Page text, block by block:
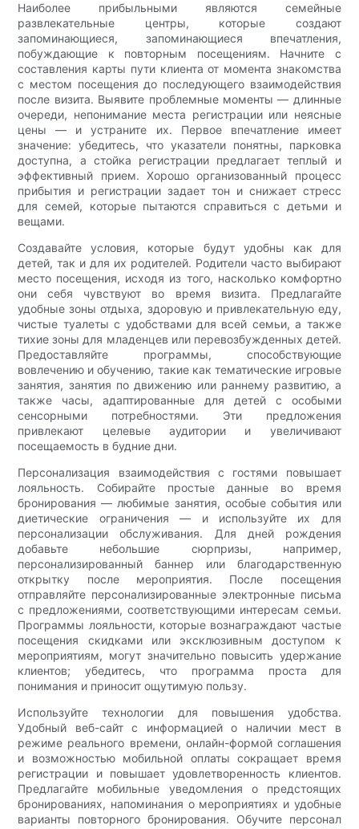
Наиболее прибыльными являются семейные
развлекательные центры, которые создают
запоминающиеся, запоминающиеся впечатления,
побуждающие к повторным посещениям. Начните с
составления карты пути клиента от момента знакомства
с местом посещения до последующего взаимодействия
после визита. Выявите проблемные моменты — длинные
очереди, непонимание места регистрации или неясные
цены — и устраните их. Первое впечатление имеет
значение: убедитесь, что указатели понятны, парковка
доступна, а стойка регистрации предлагает теплый и
эффективный прием. Хорошо организованный процесс
прибытия и регистрации задает тон и снижает стресс
для семей, которые пытаются справиться с детьми и
вещами.
Создавайте условия, которые будут удобны как для
детей, так и для их родителей. Родители часто выбирают
место посещения, исходя из того, насколько комфортно
они себя чувствуют во время визита. Предлагайте
удобные зоны отдыха, здоровую и привлекательную еду,
чистые туалеты с удобствами для всей семьи, а также
тихие зоны для младенцев или перевозбужденных детей.
Предоставляйте программы, способствующие
вовлечению и обучению, такие как тематические игровые
занятия, занятия по движению или раннему развитию, а
также часы, адаптированные для детей с особыми
сенсорными потребностями. Эти предложения
привлекают целевые аудитории и увеличивают
посещаемость в будние дни.
Персонализация взаимодействия с гостями повышает
лояльность. Собирайте простые данные во время
бронирования — любимые занятия, особые события или
диетические ограничения — и используйте их для
персонализации обслуживания. Для дней рождения
добавьте небольшие сюрпризы, например,
персонализированный баннер или благодарственную
открытку после мероприятия. После посещения
отправляйте персонализированные электронные письма
с предложениями, соответствующими интересам семьи.
Программы лояльности, которые вознаграждают частые
посещения скидками или эксклюзивным доступом к
мероприятиям, могут значительно повысить удержание
клиентов; убедитесь, что программа проста для
понимания и приносит ощутимую пользу.
Используйте технологии для повышения удобства.
Удобный веб-сайт с информацией о наличии мест в
режиме реального времени, онлайн-формой соглашения
и возможностью мобильной оплаты сокращает время
регистрации и повышает удовлетворенность клиентов.
Предлагайте мобильные уведомления о предстоящих
бронированиях, напоминания о мероприятиях и удобные
варианты повторного бронирования. Обучите персонал